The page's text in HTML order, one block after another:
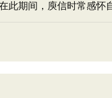
此期间，庾信时常感怀